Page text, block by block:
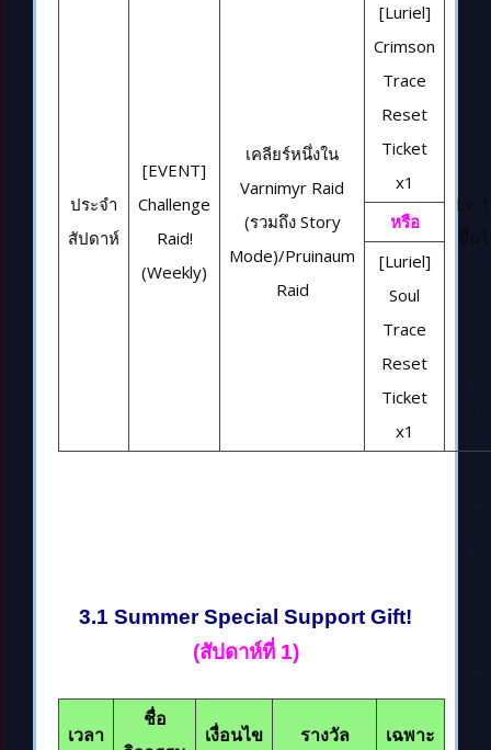
ประจำ
สัปดาห์
[EVENT]
Challenge
Raid!
(Weekly)
เคลียร์หนึ่งใน
Varnimyr Raid
(รวมถึง Story
Mode)/Pruinaum
Raid
[Luriel]
Crimson
Trace
Reset
Ticket
x1
Lv.
ขึ้น
หรือ
[Luriel]
Soul
Trace
Reset
Ticket
x1
3.1 Summer Special Support Gift!
(สัปดาห์ที่ 1)
เวลา
ชื่อ
เงื่อนไข รางวัล เฉพาะ